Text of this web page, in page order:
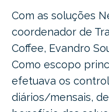
Com as soluções
coordenador de
Coffee, Evandro
Como escopo
efetuava os
diários/mensais,